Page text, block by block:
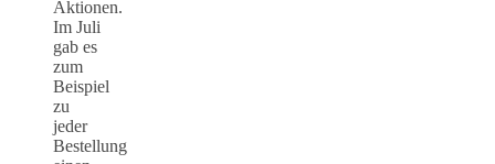
Aktionen.
Im Juli
gab es
zum
Beispiel
zu
jeder
Bestellung